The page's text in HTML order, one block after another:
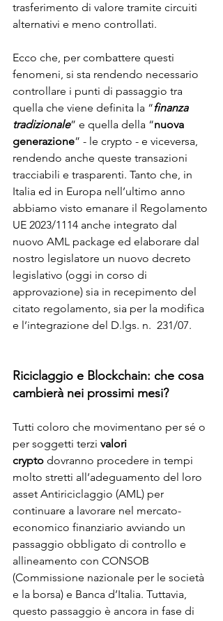
trasferimento di valore tramite circuiti
alternativi e meno controllati.
Ecco che, per combattere questi
fenomeni, si sta rendendo necessario
controllare i punti di passaggio tra
quella che viene definita la “finanza
tradizionale” e quella della “nuova
generazione” - le crypto - e viceversa,
rendendo anche queste transazioni
tracciabili e trasparenti. Tanto che, in
Italia ed in Europa nell’ultimo anno
abbiamo visto emanare il Regolamento
UE 2023/1114 anche integrato dal
nuovo AML package ed elaborare dal
nostro legislatore un nuovo decreto
legislativo (oggi in corso di
approvazione) sia in recepimento del
citato regolamento, sia per la modifica
e l’integrazione del D.lgs. n.  231/07.
Riciclaggio e Blockchain: che cosa
cambierà nei prossimi mesi?
Tutti coloro che movimentano per sé o
per soggetti terzi valori
crypto dovranno procedere in tempi
molto stretti all’adeguamento del loro
asset Antiriciclaggio (AML) per
continuare a lavorare nel mercato-
economico finanziario avviando un
passaggio obbligato di controllo e
allineamento con CONSOB
(Commissione nazionale per le società
e la borsa) e Banca d’Italia. Tuttavia,
questo passaggio è ancora in fase di